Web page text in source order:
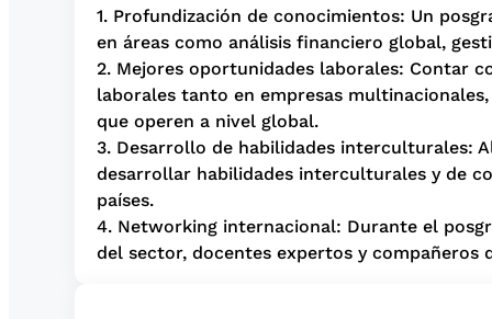
1. Profundización de conocimientos: Un
en áreas como análisis financiero global,
2. Mejores oportunidades laborales: Contar
laborales tanto en empresas
que operen a nivel global.
3. Desarrollo de habilidades interculturales:
desarrollar habilidades interculturales y de
países.
4. Networking internacional: Durante el
del sector, docentes expertos y compañeros